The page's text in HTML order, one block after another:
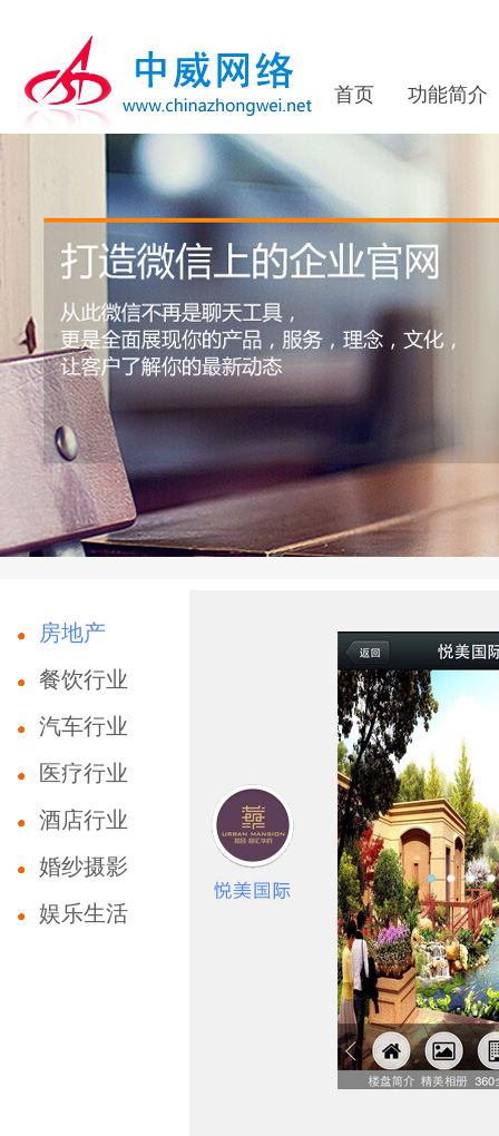
首页 功能简介
房地产
餐饮行业
汽车行业
医疗行业
酒店行业
婚纱摄影
娱乐生活